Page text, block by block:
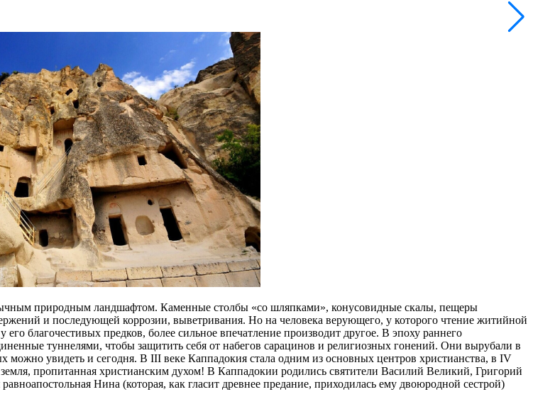
природным ландшафтом. Каменные столбы «со шляпками», конусовидные скалы, пещеры
и последующей коррозии, выветривания. Но на человека верующего, у которого чтение житийной
благочестивых предков, более сильное впечатление производит другое. В эпоху раннего
туннелями, чтобы защитить себя от набегов сарацинов и религиозных гонений. Они вырубали в
увидеть и сегодня. В III веке Каппадокия стала одним из основных центров христианства, в IV
пропитанная христианским духом! В Каппадокии родились святители Василий Великий, Григорий
Нина (которая, как гласит древнее предание, приходилась ему двоюродной сестрой)